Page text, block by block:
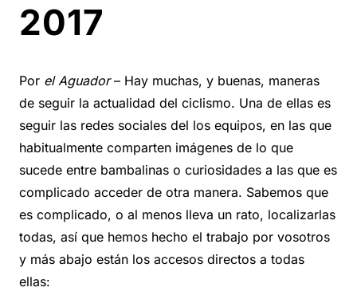
2017
Por el Aguador– Hay muchas, y buenas, maneras
de seguir la actualidad del ciclismo. Una de ellas es
seguir las redes sociales del los equipos, en las que
habitualmente comparten imágenes de lo que
sucede entre bambalinas o curiosidades a las que es
complicado acceder de otra manera. Sabemos que
es complicado, o al menos lleva un rato, localizarlas
todas, así que hemos hecho el trabajo por vosotros
y más abajo están los accesos directos a todas
ellas: